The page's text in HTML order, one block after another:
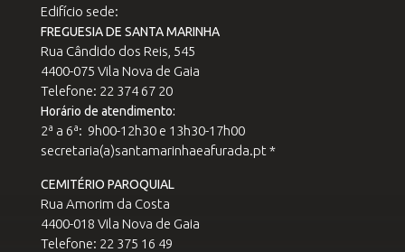
Edifício sede:
FREGUESIA DE SANTA MARINHA
Rua Cândido dos Reis, 545
4400-075 Vila Nova de Gaia
Telefone: 22 374 67 20
Horário de atendimento:
2ª a 6ª: 9h00-12h30 e 13h30-17h00
secretaria(a)santamarinhaeafurada.pt *
CEMITÉRIO PAROQUIAL
Rua Amorim da Costa
4400-018 Vila Nova de Gaia
Telefone: 22 375 16 49